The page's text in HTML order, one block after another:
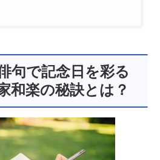
句で記念日を彩る
和楽の秘訣とは？